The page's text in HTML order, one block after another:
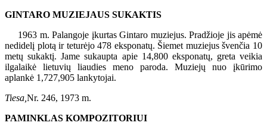
GINTARO MUZIEJAUS SUKAKTIS
1963 m. Palangoje įkurtas Gintaro muziejus. Pradžioje jis apėmė
nedidelį plotą ir teturėjo 478 eksponatų. Šiemet muziejus švenčia 10
metų sukaktį. Jame sukaupta apie 14,800 eksponatų, greta veikia
ilgalaikė lietuvių liaudies meno paroda. Muziejų nuo įkūrimo
aplankė 1,727,905 lankytojai.
Tiesa, Nr. 246, 1973 m.
PAMINKLAS KOMPOZITORIUI